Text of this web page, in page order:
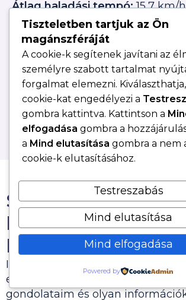
Átlag haladási tempó:15,7 km/h
Bruttó összidő:18:05:47
Nettó összidő:13:09:37
Élmény:felejthetetlen
Szeretnéd tudni,
hogyan tudod
kihozni a
Iratkozz fel az e-mail listámra,
eljussanak hozzád a
gondolataim és olyan
Tiszteletben tartjuk az Ön
magánszféráját
A cookie-k segítenek javítani az
személyre szabott tartalmat
forgalmat elemezni.
cookie-kat engedélyezi a
gombra kattintva. Kattintson a
elfogadása gombra a
a Mind elutasítása gombra a nem
cookie-k elutasításához.
Testreszabás
Mind elutasítása
Mind elfogadása
Powered by